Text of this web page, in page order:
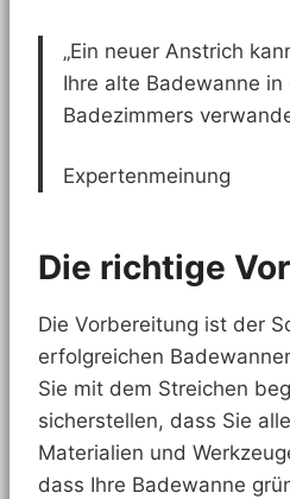
„Ein neuer Anstrich
Ihre alte Badewanne
Badezimmers
Expertenmeinung
Die richtige
Die Vorbereitung ist der
erfolgreichen
Sie mit dem Streichen
sicherstellen, dass Sie
Materialien und
dass Ihre Badewanne